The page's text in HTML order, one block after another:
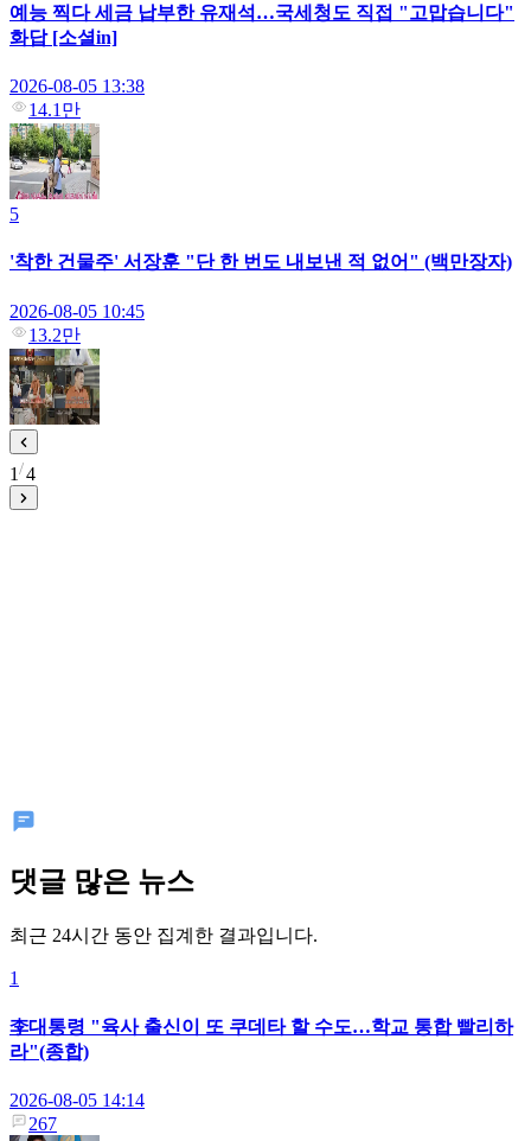
예능 찍다 세금 납부한 유재석…국세청도 직접 "고맙습니다"
화답 [소셜in]
2026-08-05 13:38
14.1만
5
'착한 건물주' 서장훈 "단 한 번도 내보낸 적 없어" (백만장자)
2026-08-05 10:45
13.2만
1 4
댓글 많은 뉴스
최근 24시간 동안 집계한 결과입니다.
1
李대통령 "육사 출신이 또 쿠데타 할 수도…학교 통합 빨리하
라"(종합)
2026-08-05 14:14
267